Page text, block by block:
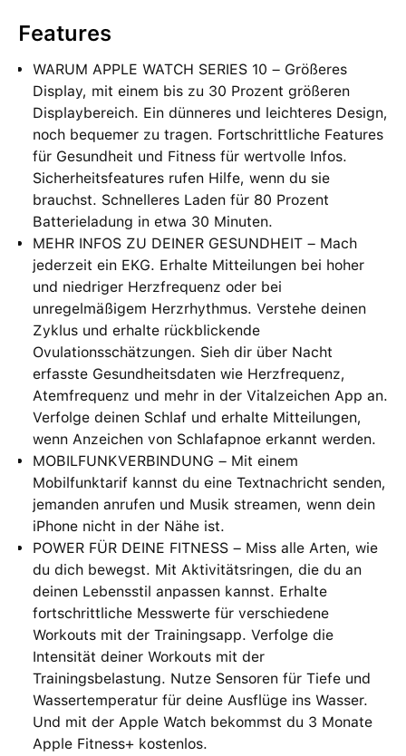
Features
WARUM APPLE WATCH SERIES 10 – Größeres
Display, mit einem bis zu 30 Prozent größeren
Displaybereich. Ein dünneres und leichteres Design,
noch bequemer zu tragen. Fortschrittliche Features
für Gesundheit und Fitness für wertvolle Infos.
Sicherheitsfeatures rufen Hilfe, wenn du sie
brauchst. Schnelleres Laden für 80 Prozent
Batterieladung in etwa 30 Minuten.
MEHR INFOS ZU DEINER GESUNDHEIT – Mach
jederzeit ein EKG. Erhalte Mitteilungen bei hoher
und niedriger Herzfrequenz oder bei
unregelmäßigem Herzrhythmus. Verstehe deinen
Zyklus und erhalte rückblickende
Ovulationsschätzungen⁠. Sieh dir über Nacht
erfasste Gesundheitsdaten wie Herzfrequenz,
Atemfrequenz und mehr in der Vitalzeichen App an.
Verfolge deinen Schlaf und erhalte Mitteilungen,
wenn Anzeichen von Schlafapnoe erkannt werden.
MOBILFUNKVERBINDUNG⁠ – Mit einem
Mobilfunktarif kannst du eine Textnachricht senden,
jemanden anrufen und Musik streamen, wenn dein
iPhone nicht in der Nähe ist.
POWER FÜR DEINE FITNESS – Miss alle Arten, wie
du dich bewegst. Mit Aktivitätsringen, die du an
deinen Lebensstil anpassen kannst. Erhalte
fortschrittliche Messwerte für verschiedene
Workouts mit der Trainingsapp. Verfolge die
Intensität deiner Workouts mit der
Trainingsbelastung. Nutze Sensoren für Tiefe und
Wassertemperatur für deine Ausflüge ins Wasser.
Und mit der Apple Watch bekommst du 3 Monate
Apple Fitness+ kostenlos.